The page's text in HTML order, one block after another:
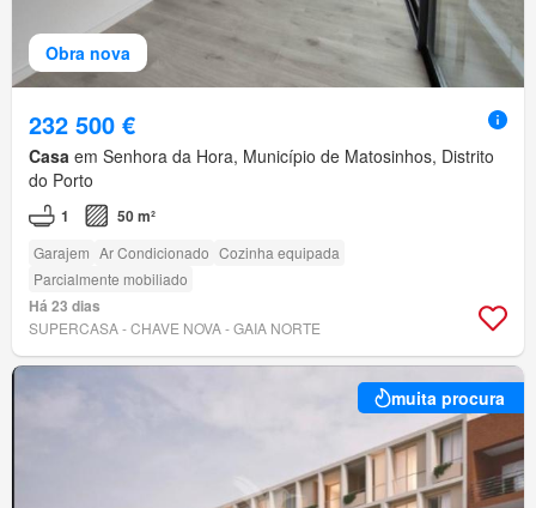
Obra nova
232 500 €
Casa em Senhora da Hora, Município de Matosinhos, Distrito
do Porto
1 50 m²
Garajem Ar Condicionado Cozinha equipada
Parcialmente mobiliado
Há 23 dias
SUPERCASA - CHAVE NOVA - GAIA NORTE
muita procura